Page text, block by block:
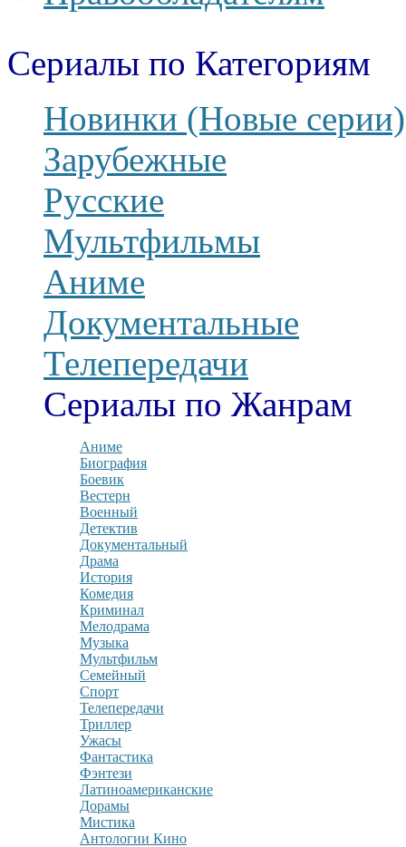
Сериалы по Категориям
Новинки (Новые серии)
Зарубежные
Русские
Мультфильмы
Аниме
Документальные
Телепередачи
Сериалы по Жанрам
Аниме
Биография
Боевик
Вестерн
Военный
Детектив
Документальный
Драма
История
Комедия
Криминал
Мелодрама
Музыка
Мультфильм
Семейный
Спорт
Телепередачи
Триллер
Ужасы
Фантастика
Фэнтези
Латиноамериканские
Дорамы
Мистика
Антологии Кино